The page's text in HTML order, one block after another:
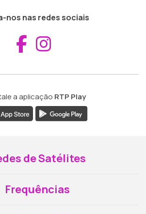
nos nas redes sociais
Aceder ao
a aplicação RTP Play
de Satélites
Frequências